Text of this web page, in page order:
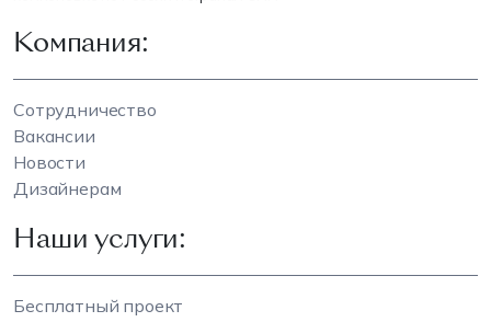
Компания:
Сотрудничество
Вакансии
Новости
Дизайнерам
Наши услуги:
Бесплатный проект